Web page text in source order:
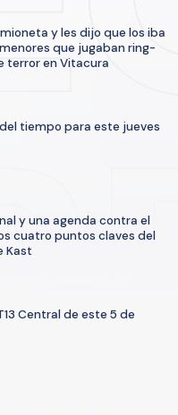
y les dijo que los iba
que jugaban ring-
terror en Vitacura
tiempo para este jueves
y una agenda contra el
cuatro puntos claves del
Kast
Central de este 5 de